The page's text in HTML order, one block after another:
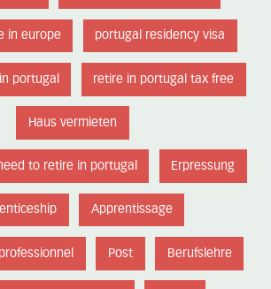
in europe portugal residency visa
portugal retire in portugal tax free
Haus vermieten
to retire in portugal Erpressung
Apprentissage
Post Berufslehre